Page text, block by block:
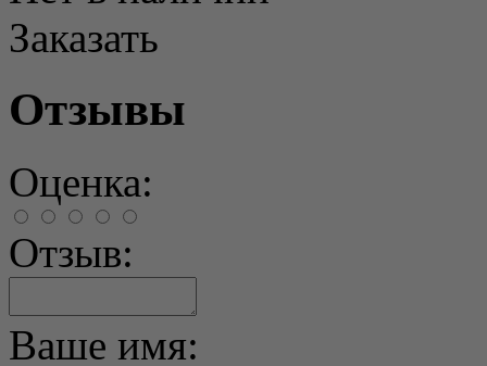
Заказать
Отзывы
Оценка:
Отзыв:
Ваше имя: